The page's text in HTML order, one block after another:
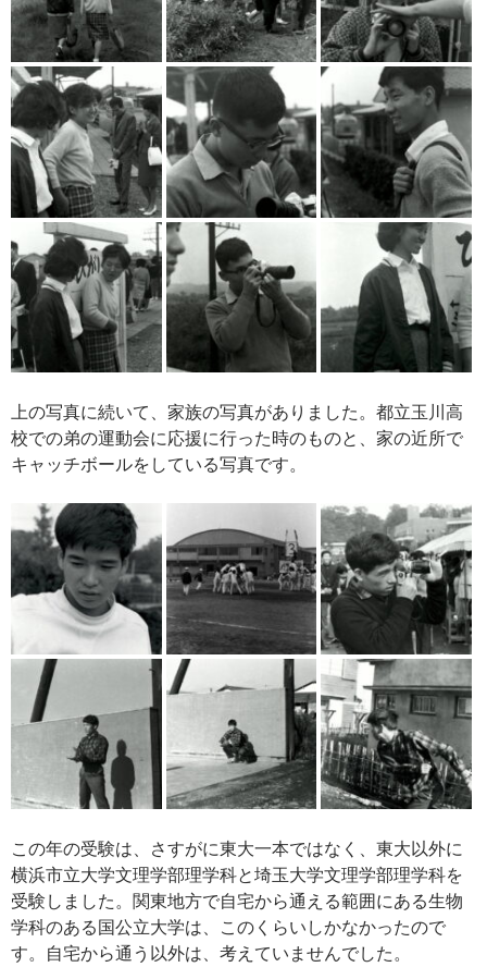
上の写真に続いて、家族の写真がありました。都立玉川高
校での弟の運動会に応援に行った時のものと、家の近所で
キャッチボールをしている写真です。
この年の受験は、さすがに東大一本ではなく、東大以外に
横浜市立大学文理学部理学科と埼玉大学文理学部理学科を
受験しました。関東地方で自宅から通える範囲にある生物
学科のある国公立大学は、このくらいしかなかったので
す。自宅から通う以外は、考えていませんでした。